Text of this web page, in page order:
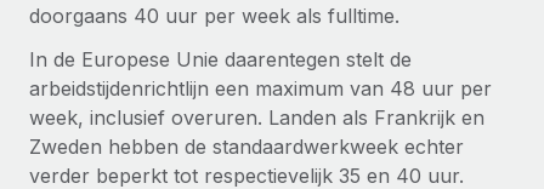
Secundaire arbeidsvoorwaarden
Eenvoudig secundaire arbeidsvoorwaarden
beheren
BLOG
Productupdates van Remote: Gusto- en Xero-
integraties en Contractor Management Plus
Het blijft de missie van Remote om alle soorten bedrijven
doorgaans 40 uur per week als fulltime.
In de Europese Unie daarentegen stelt de
arbeidstijdenrichtlijn een maximum van 48 uur per
week, inclusief overuren. Landen als Frankrijk en
Zweden hebben de standaardwerkweek echter
verder beperkt tot respectievelijk 35 en 40 uur.